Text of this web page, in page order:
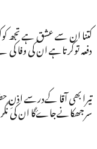
کتنا ان سے عشق ہے تجھ
دفعہ توکرتاہے ان کی وفا
تیرا بھی آقا کےدرسے
سرجھکانےجاۓگا ان کی